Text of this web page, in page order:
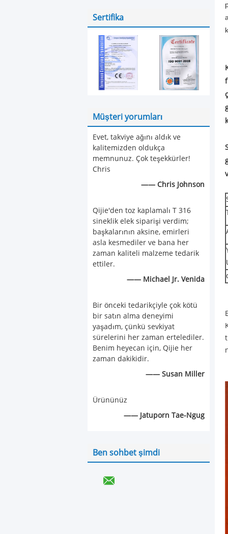
Sertifika
Müşteri yorumları
Evet, takviye ağını aldık ve
kalitemizden oldukça
memnunuz. Çok teşekkürler!
Chris
—— Chris Johnson
Qijie'den toz kaplamalı T 316
sineklik elek siparişi verdim;
başkalarının aksine, emirleri
asla kesmediler ve bana her
zaman kaliteli malzeme tedarik
ettiler.
—— Michael Jr. Venida
Bir önceki tedarikçiyle çok kötü
bir satın alma deneyimi
yaşadım, çünkü sevkiyat
sürelerini her zaman ertelediler.
Benim heyecan için, Qijie her
zaman dakikidir.
—— Susan Miller
Ürününüz
—— Jatuporn Tae-Ngug
Ben sohbet şimdi